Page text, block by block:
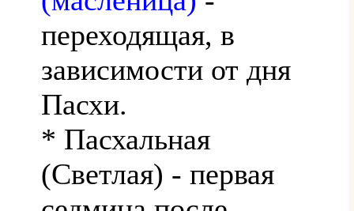
переходящая, в
зависимости от дня
Пасхи.
* Пасхальная
(Светлая) - первая